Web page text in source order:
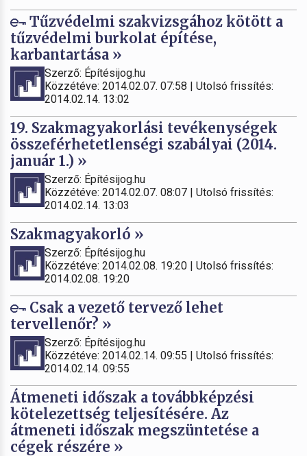
Tűzvédelmi szakvizsgához kötött a
tűzvédelmi burkolat építése,
karbantartása »
Szerző: Építésijog.hu
Közzétéve: 2014.02.07. 07:58 | Utolsó frissítés:
2014.02.14. 13:02
19. Szakmagyakorlási tevékenységek
összeférhetetlenségi szabályai (2014.
január 1.) »
Szerző: Építésijog.hu
Közzétéve: 2014.02.07. 08:07 | Utolsó frissítés:
2014.02.14. 13:03
Szakmagyakorló »
Szerző: Építésijog.hu
Közzétéve: 2014.02.08. 19:20 | Utolsó frissítés:
2014.02.08. 19:20
Csak a vezető tervező lehet
tervellenőr? »
Szerző: Építésijog.hu
Közzétéve: 2014.02.14. 09:55 | Utolsó frissítés:
2014.02.14. 09:55
Átmeneti időszak a továbbképzési
kötelezettség teljesítésére. Az
átmeneti időszak megszüntetése a
cégek részére »